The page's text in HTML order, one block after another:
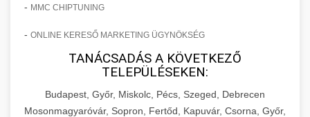
- MMC CHIPTUNING
- ONLINE KERESŐ MARKETING ÜGYNÖKSÉG
TANÁCSADÁS A KÖVETKEZŐ
TELEPÜLÉSEKEN:
Budapest, Győr, Miskolc, Pécs, Szeged, Debrecen
Mosonmagyaróvár, Sopron, Fertőd, Kapuvár, Csorna, Győr,